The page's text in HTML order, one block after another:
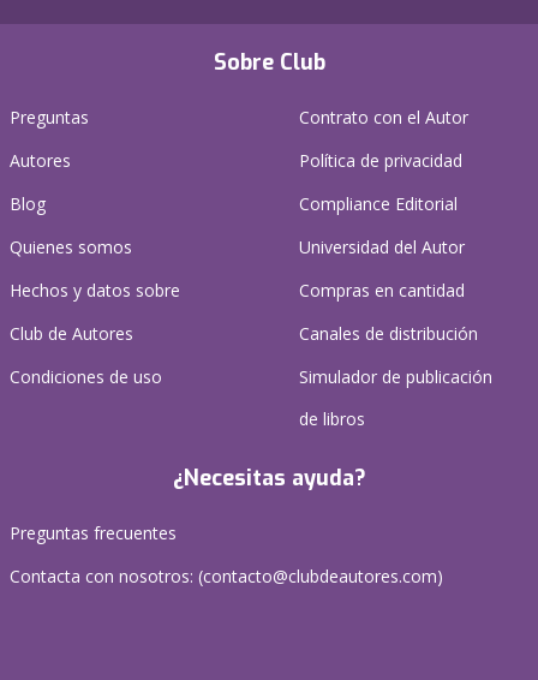
Sobre Club
Preguntas
Autores
Blog
Quienes somos
Hechos y datos sobre
Club de Autores
Condiciones de uso
Contrato con el Autor
Política de privacidad
Compliance Editorial
Universidad del Autor
Compras en cantidad
Canales de distribución
Simulador de publicación
de libros
¿Necesitas ayuda?
Preguntas frecuentes
Contacta con nosotros: (contacto@clubdeautores.com)